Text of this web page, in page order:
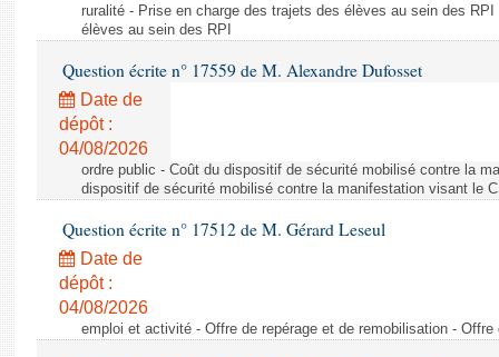
ruralité - Prise en charge des trajets des élèves au sein des
élèves au sein des RPI
Question écrite n° 17559 de M. Alexandre Dufosset
Date de
dépôt :
04/08/2026
ordre public - Coût du dispositif de sécurité mobilisé contre la
dispositif de sécurité mobilisé contre la manifestation visant le
Question écrite n° 17512 de M. Gérard Leseul
Date de
dépôt :
04/08/2026
emploi et activité - Offre de repérage et de remobilisation -